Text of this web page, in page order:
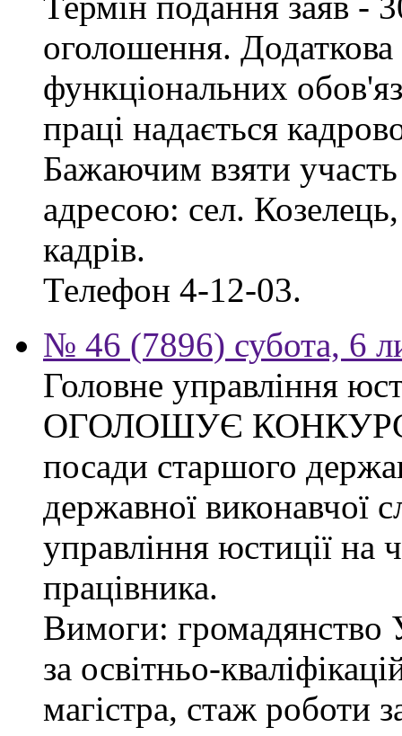
оголошення.
функціональних
праці надається
Бажаючим взяти участь
адресою: сел.
кадрів.
Телефон 4-12-03.
№ 46 (7896) субота, 6
Головне управління
ОГОЛОШУЄ КОНКУРС
посади старшого
державної виконавчої
управління юстиції на
працівника.
Вимоги: громадянство
за освітньо-
магістра, стаж роботи